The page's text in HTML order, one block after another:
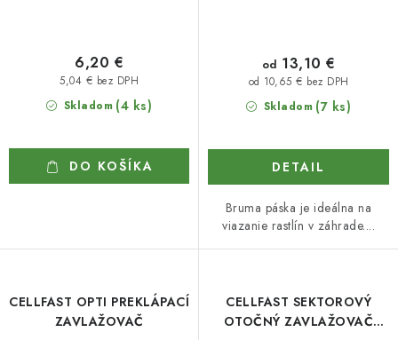
Skladom (4 ks)
5,04 € bez DPH
6,20 €
DO KOŠÍKA
Skladom (7 ks)
od 10,65 € bez DPH
od 13,10 €
DETAIL
Bruma páska je ideálna na
viazanie rastlín v záhrade....
CELLFAST OPTI PREKLÁPACÍ
ZAVLAŽOVAČ
CELLFAST SEKTOROVÝ
OTOČNÝ ZAVLAŽOVAČ